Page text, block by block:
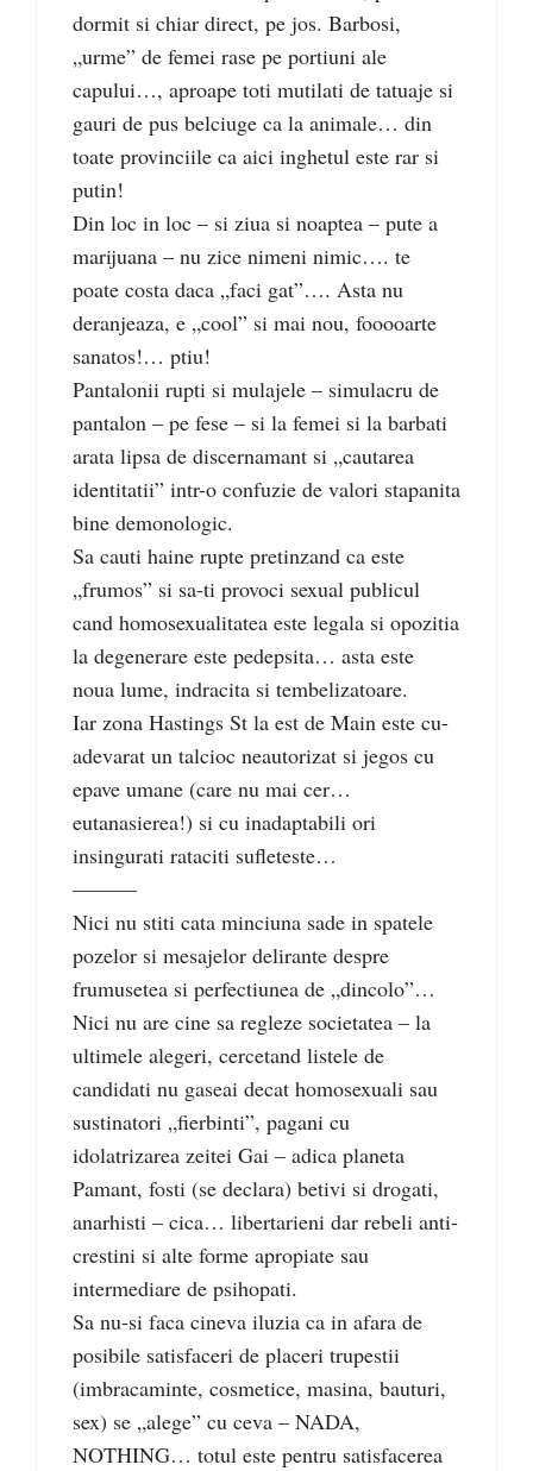
dormit si chiar direct, pe jos. Barbosi,
„urme” de femei rase pe portiuni ale
capului…, aproape toti mutilati de tatuaje si
gauri de pus belciuge ca la animale… din
toate provinciile ca aici inghetul este rar si
putin!
Din loc in loc – si ziua si noaptea – pute a
marijuana – nu zice nimeni nimic…. te
poate costa daca „faci gat”…. Asta nu
deranjeaza, e „cool” si mai nou, fooooarte
sanatos!… ptiu!
Pantalonii rupti si mulajele – simulacru de
pantalon – pe fese – si la femei si la barbati
arata lipsa de discernamant si „cautarea
identitatii” intr-o confuzie de valori stapanita
bine demonologic.
Sa cauti haine rupte pretinzand ca este
„frumos” si sa-ti provoci sexual publicul
cand homosexualitatea este legala si opozitia
la degenerare este pedepsita… asta este
noua lume, indracita si tembelizatoare.
Iar zona Hastings St la est de Main este cu-
adevarat un talcioc neautorizat si jegos cu
epave umane (care nu mai cer…
eutanasierea!) si cu inadaptabili ori
insingurati rataciti sufleteste…
––––––
Nici nu stiti cata minciuna sade in spatele
pozelor si mesajelor delirante despre
frumusetea si perfectiunea de „dincolo”…
Nici nu are cine sa regleze societatea – la
ultimele alegeri, cercetand listele de
candidati nu gaseai decat homosexuali sau
sustinatori „fierbinti”, pagani cu
idolatrizarea zeitei Gai – adica planeta
Pamant, fosti (se declara) betivi si drogati,
anarhisti – cica… libertarieni dar rebeli anti-
crestini si alte forme apropiate sau
intermediare de psihopati.
Sa nu-si faca cineva iluzia ca in afara de
posibile satisfaceri de placeri trupestii
(imbracaminte, cosmetice, masina, bauturi,
sex) se „alege” cu ceva – NADA,
NOTHING… totul este pentru satisfacerea